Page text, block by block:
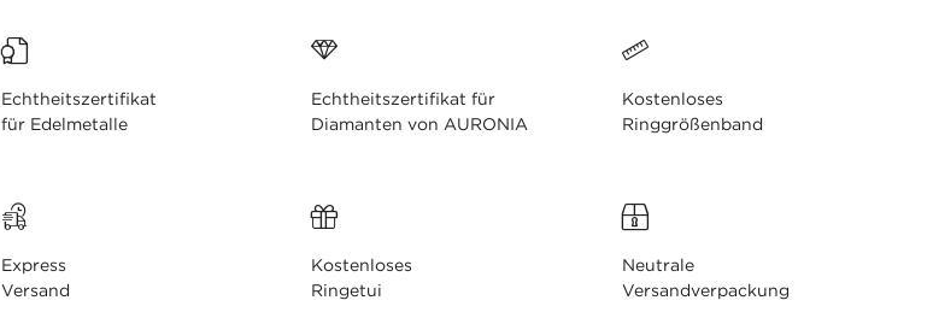
Echtheitszertifikat
für Edelmetalle
Echtheitszertifikat für
Diamanten von AURONIA
Kostenloses
Ringgrößenband
Express
Versand
Kostenloses
Ringetui
Neutrale
Versandverpackung